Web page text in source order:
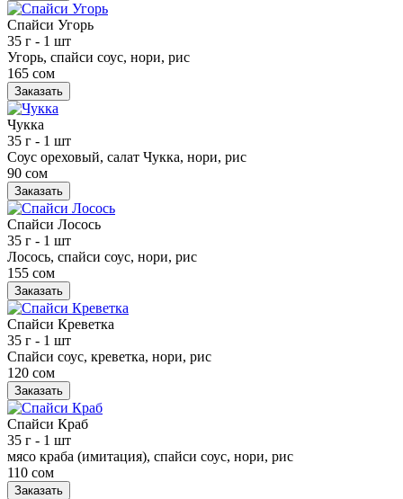
Спайси Угорь
35 г - 1 шт
Угорь, спайси соус, нори, рис
165 сом
Заказать
Чукка
35 г - 1 шт
Соус ореховый, салат Чукка, нори, рис
90 сом
Заказать
Спайси Лосось
35 г - 1 шт
Лосось, спайси соус, нори, рис
155 сом
Заказать
Спайси Креветка
35 г - 1 шт
Спайси соус, креветка, нори, рис
120 сом
Заказать
Спайси Краб
35 г - 1 шт
мясо краба (имитация), спайси соус, нори, рис
110 сом
Заказать